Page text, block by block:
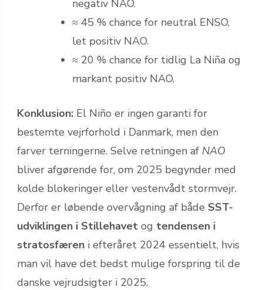
negativ NAO.
≈ 45 % chance for neutral ENSO,
let positiv NAO.
≈ 20 % chance for tidlig La Niña og
markant positiv NAO.
Konklusion: El Niño er ingen garanti for
bestemte vejrforhold i Danmark, men den
farver terningerne. Selve retningen af NAO
bliver afgørende for, om 2025 begynder med
kolde blokeringer eller vestenvådt stormvejr.
Derfor er løbende overvågning af både SST-
udviklingen i Stillehavet og tendensen i
stratosfæren i efteråret 2024 essentielt, hvis
man vil have det bedst mulige forspring til de
danske vejrudsigter i 2025.